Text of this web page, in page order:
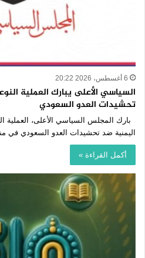
6 أغسطس، 2026 20:22
السياسي الأعلى يبارك العملية
تحشيدات العدو السعودي
بارك المجلس السياسي الأعلى، العملية
اليمنية ضد تحشيدات العدو السعودي في
أكمل القراءة »